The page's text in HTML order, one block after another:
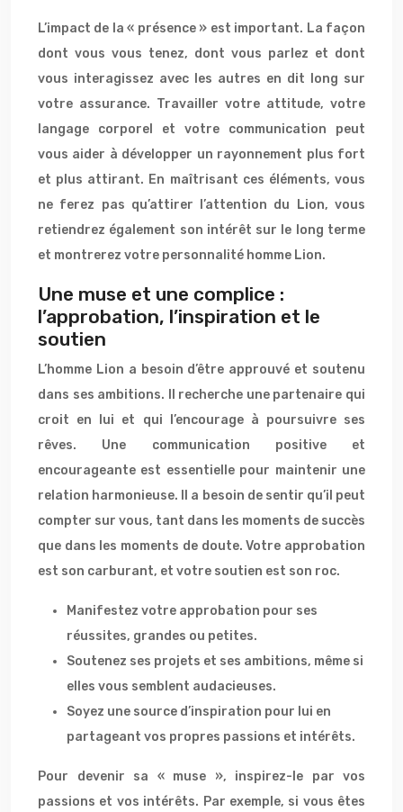
L’impact de la « présence » est important. La façon
dont vous vous tenez, dont vous parlez et dont
vous interagissez avec les autres en dit long sur
votre assurance. Travailler votre attitude, votre
langage corporel et votre communication peut
vous aider à développer un rayonnement plus fort
et plus attirant. En maîtrisant ces éléments, vous
ne ferez pas qu’attirer l’attention du Lion, vous
retiendrez également son intérêt sur le long terme
et montrerez votre personnalité homme Lion.
Une muse et une complice :
l’approbation, l’inspiration et le
soutien
L’homme Lion a besoin d’être approuvé et soutenu
dans ses ambitions. Il recherche une partenaire qui
croit en lui et qui l’encourage à poursuivre ses
rêves. Une communication positive et
encourageante est essentielle pour maintenir une
relation harmonieuse. Il a besoin de sentir qu’il peut
compter sur vous, tant dans les moments de succès
que dans les moments de doute. Votre approbation
est son carburant, et votre soutien est son roc.
Manifestez votre approbation pour ses
réussites, grandes ou petites.
Soutenez ses projets et ses ambitions, même si
elles vous semblent audacieuses.
Soyez une source d’inspiration pour lui en
partageant vos propres passions et intérêts.
Pour devenir sa « muse », inspirez-le par vos
passions et vos intérêts. Par exemple, si vous êtes